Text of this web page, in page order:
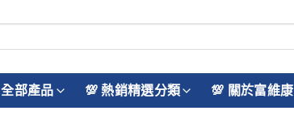
全部產品 💯 熱銷精選分類 💯 關於富維康